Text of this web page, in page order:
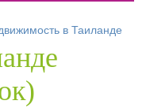
в Таиланде